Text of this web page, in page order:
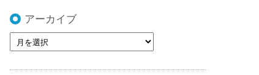
アーカイブ